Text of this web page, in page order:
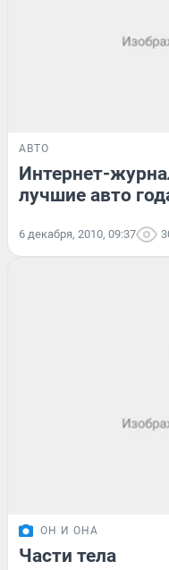
АВТО
Интернет-
лучшие авто
6 декабря, 2010, 09:37
ОН И ОНА
Части тела